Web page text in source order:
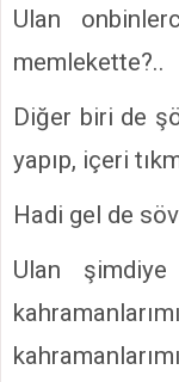
Ulan
memlekette?..
Diğer biri de
yapıp, içeri
Hadi gel de
Ulan